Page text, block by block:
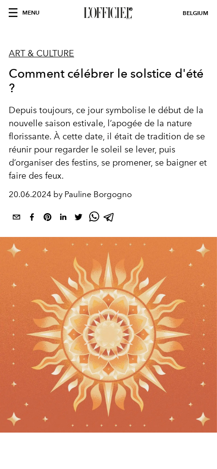
MENU BELGIUM
ART & CULTURE
Comment célébrer le solstice d'été
?
Depuis toujours, ce jour symbolise le début de la
nouvelle saison estivale, l’apogée de la nature
florissante. À cette date, il était de tradition de se
réunir pour regarder le soleil se lever, puis
d’organiser des festins, se promener, se baigner et
faire des feux.
20.06.2024 by Pauline Borgogno